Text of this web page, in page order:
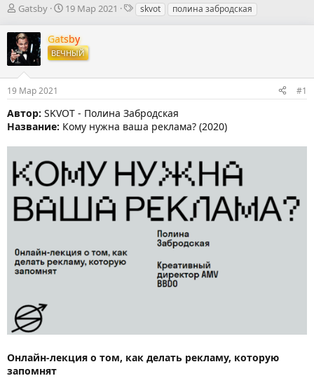
А
т
о
р
м
ы
Gatsby
Д
т
а
н
а
л
а
19 Мар 2021
Тskvot полина забродская
Gatsby
ВЕЧНЫЙ
19 Мар 2021 #1
Автор: SKVOT - Полина Забродская
Название: Кому нужна ваша реклама? (2020)
Онлайн-лекция о том, как делать рекламу, которую
запомнят